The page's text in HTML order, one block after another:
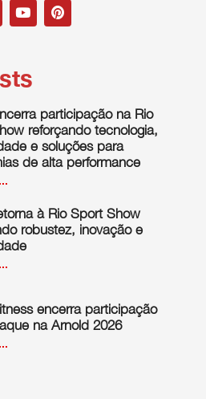
participação na Rio
reforçando tecnologia,
e soluções para
de alta performance
à Rio Sport Show
robustez, inovação e
encerra participação
na Arnold 2026